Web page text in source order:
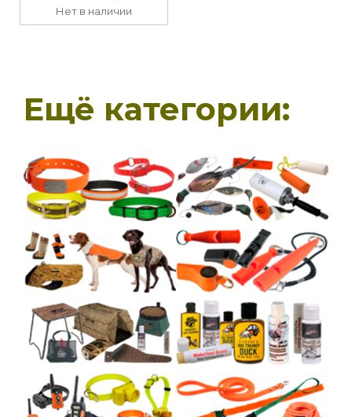
Нет в наличии
Ещё категории: